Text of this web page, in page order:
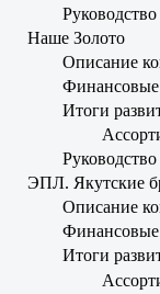
Наше Золото
Описание
Финансовые
Итоги
ЭПЛ. Якутские
Описание
Финансовые
Итоги